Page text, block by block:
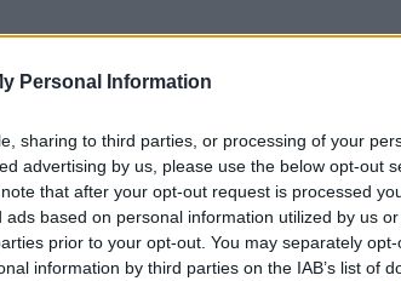
Personal Information
sharing to third parties, or processing of your
advertising by us, please use the below opt-out
that after your opt-out request is processed
based on personal information utilized by us
prior to your opt-out. You may separately
information by third parties on the IAB’s list of